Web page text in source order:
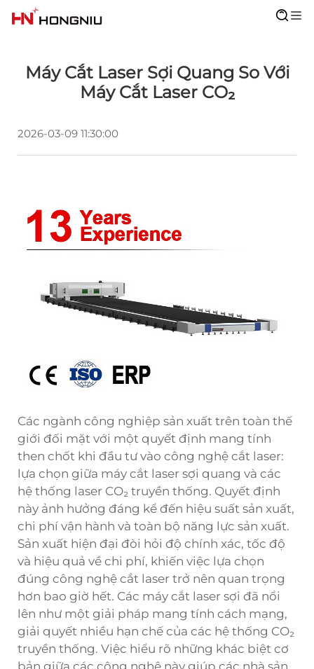
Máy Cắt Laser Sợi Quang So Với
Máy Cắt Laser CO₂
2026-03-09 11:30:00
Các ngành công nghiệp sản xuất trên toàn thế
giới đối mặt với một quyết định mang tính
then chốt khi đầu tư vào công nghệ cắt laser:
lựa chọn giữa máy cắt laser sợi quang và các
hệ thống laser CO₂ truyền thống. Quyết định
này ảnh hưởng đáng kể đến hiệu suất sản xuất,
chi phí vận hành và toàn bộ năng lực sản xuất.
Sản xuất hiện đại đòi hỏi độ chính xác, tốc độ
và hiệu quả về chi phí, khiến việc lựa chọn
đúng công nghệ cắt laser trở nên quan trọng
hơn bao giờ hết. Các máy cắt laser sợi đã nổi
lên như một giải pháp mang tính cách mạng,
giải quyết nhiều hạn chế của các hệ thống CO₂
truyền thống. Việc hiểu rõ những khác biệt cơ
bản giữa các công nghệ này giúp các nhà sản